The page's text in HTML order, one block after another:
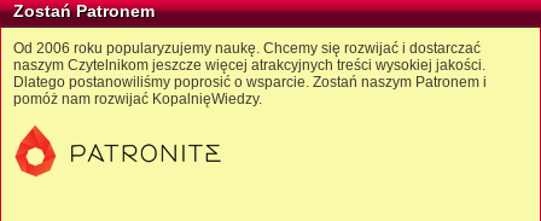
Zostań Patronem
Od 2006 roku popularyzujemy naukę. Chcemy się rozwijać i dostarczać
naszym Czytelnikom jeszcze więcej atrakcyjnych treści wysokiej jakości.
Dlatego postanowiliśmy poprosić o wsparcie. Zostań naszym Patronem i
pomóż nam rozwijać KopalnięWiedzy.